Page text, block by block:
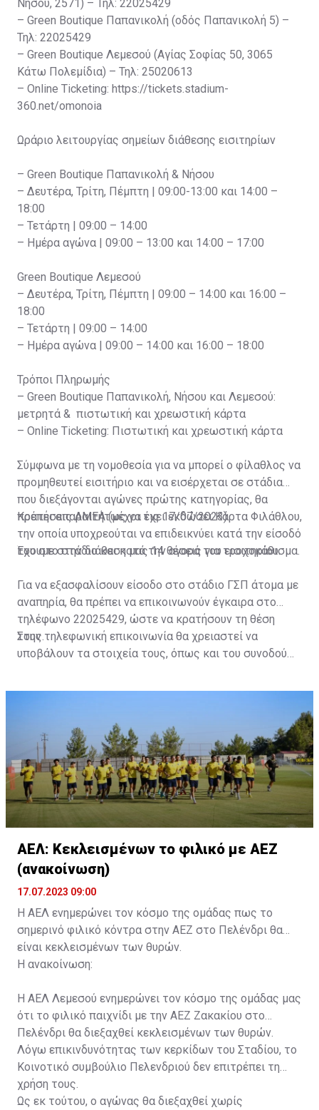
Νήσου, 2571) – Τηλ: 22025429
– Green Boutique Παπανικολή (οδός Παπανικολή 5) –
Τηλ: 22025429
– Green Boutique Λεμεσού (Αγίας Σοφίας 50, 3065
Κάτω Πολεμίδια) – Τηλ: 25020613
– Online Ticketing: https://tickets.stadium-
360.net/omonoia
Ωράριο λειτουργίας σημείων διάθεσης εισιτηρίων
– Green Boutique Παπανικολή & Νήσου
– Δευτέρα, Τρίτη, Πέμπτη | 09:00-13:00 και 14:00 –
18:00
– Τετάρτη | 09:00 – 14:00
– Ημέρα αγώνα | 09:00 – 13:00 και 14:00 – 17:00
Green Boutique Λεμεσού
– Δευτέρα, Τρίτη, Πέμπτη | 09:00 – 14:00 και 16:00 –
18:00
– Τετάρτη | 09:00 – 14:00
– Ημέρα αγώνα | 09:00 – 14:00 και 16:00 – 18:00
Τρόποι Πληρωμής
– Green Boutique Παπανικολή, Νήσου και Λεμεσού:
μετρητά & πιστωτική και χρεωστική κάρτα
– Online Ticketing: Πιστωτική και χρεωστική κάρτα
Σύμφωνα με τη νομοθεσία για να μπορεί ο φίλαθλος να
προμηθευτεί εισιτήριο και να εισέρχεται σε στάδια
που διεξάγονται αγώνες πρώτης κατηγορίας, θα
πρέπει απαραιτήτως να έχει εκδώσει Κάρτα Φιλάθλου,
την οποία υποχρεούται να επιδεικνύει κατά την είσοδό
του στο στάδιο και κατά την αγορά του εισιτηρίου.
Κρατήσεις ΑΜΕΑ (μέχρι τις 17/07/2023)
Έχουμε στην διάθεση μας 14 θέσεις για τροχοκάθισμα.
Για να εξασφαλίσουν είσοδο στο στάδιο ΓΣΠ άτομα με
αναπηρία, θα πρέπει να επικοινωνούν έγκαιρα στο
τηλέφωνο 22025429, ώστε να κρατήσουν τη θέση
τους.
Στην τηλεφωνική επικοινωνία θα χρειαστεί να
υποβάλουν τα στοιχεία τους, όπως και του συνοδού
ΑΕΛ: Κεκλεισμένων το φιλικό με ΑΕΖ
(ανακοίνωση)
17.07.2023 09:00
Η ΑΕΛ ενημερώνει τον κόσμο της ομάδας πως το
σημερινό φιλικό κόντρα στην ΑΕΖ στο Πελένδρι θα
είναι κεκλεισμένων των θυρών.
Η ανακοίνωση:
Η ΑΕΛ Λεμεσού ενημερώνει τον κόσμο της ομάδας μας
ότι το φιλικό παιχνίδι με την ΑΕΖ Ζακακίου στο
Πελένδρι θα διεξαχθεί κεκλεισμένων των θυρών.
Λόγω επικινδυνότητας των κερκίδων του Σταδίου, το
Κοινοτικό συμβούλιο Πελενδριού δεν επιτρέπει τη
χρήση τους.
Ως εκ τούτου, ο αγώνας θα διεξαχθεί χωρίς